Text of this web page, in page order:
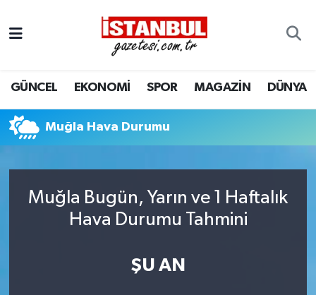
GÜNCEL EKONOMİ SPOR MAGAZİN DÜNYA
Muğla Hava Durumu
Muğla Bugün, Yarın ve 1 Haftalık
Hava Durumu Tahmini
ŞU AN
EKONOMİ
İSTANBUL
SPOR
Nöbetçi Eczaneler
Hava Durumu
Trafik Durumu
Tüm Manşetler